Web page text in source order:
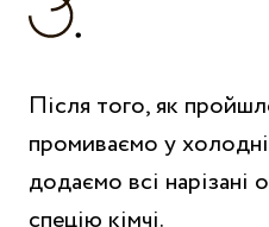
Після того, як
промиваємо у
додаємо всі нарізані